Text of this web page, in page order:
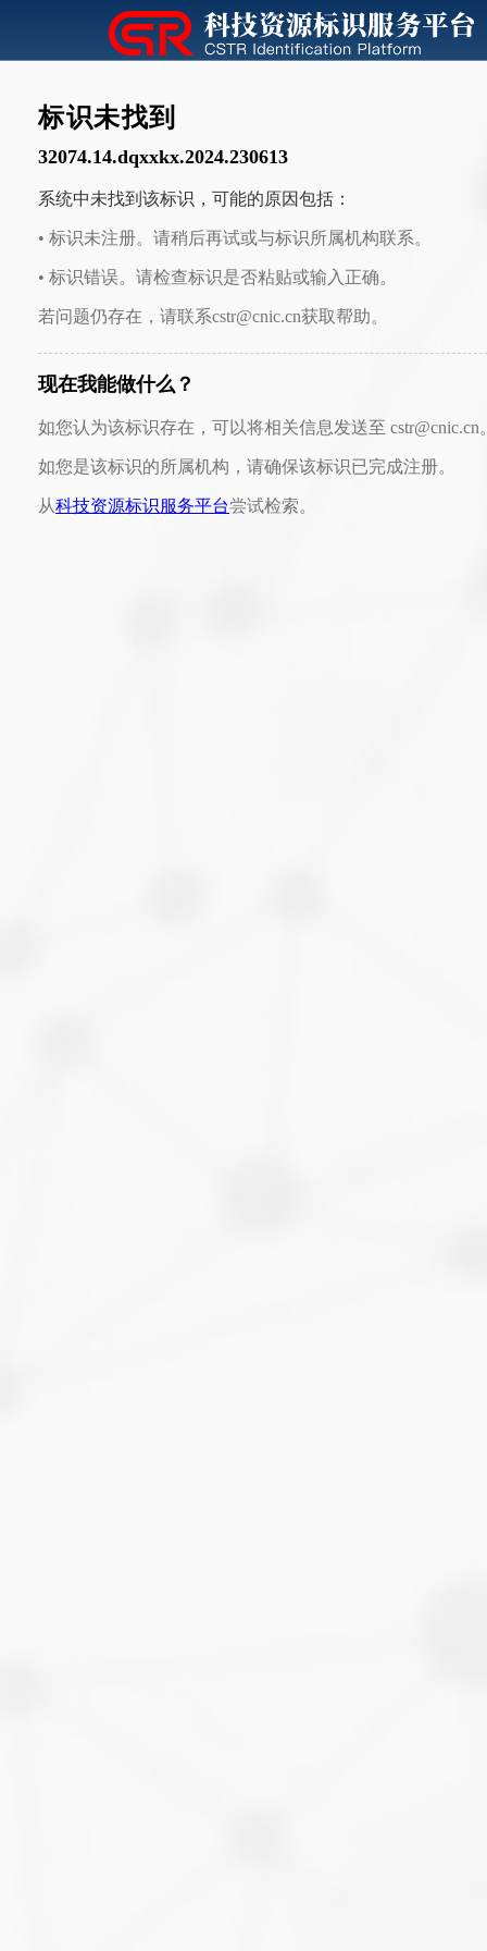
标识未找到
32074.14.dqxxkx.2024.230613
系统中未找到该标识，可能的原因包括：
• 标识未注册。请稍后再试或与标识所属机构联系。
• 标识错误。请检查标识是否粘贴或输入正确。
若问题仍存在，请联系cstr@cnic.cn获取帮助。
现在我能做什么？
如您认为该标识存在，可以将相关信息发送至 cstr@cnic.cn
如您是该标识的所属机构，请确保该标识已完成注册。
从科技资源标识服务平台尝试检索。